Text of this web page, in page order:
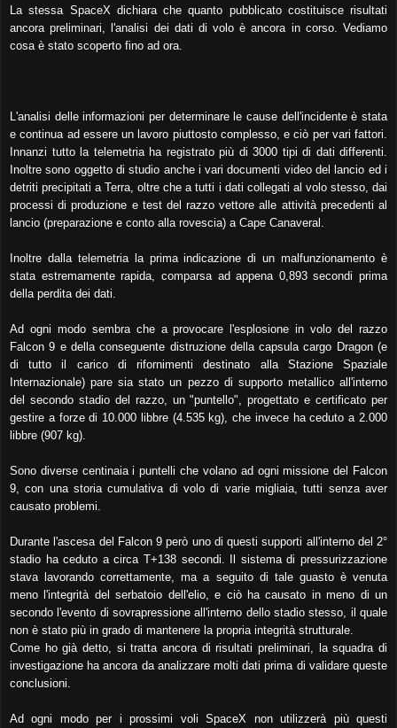
La stessa SpaceX dichiara che quanto pubblicato costituisce risultati
ancora preliminari, l'analisi dei dati di volo è ancora in corso. Vediamo
cosa è stato scoperto fino ad ora.
L'analisi delle informazioni per determinare le cause dell'incidente è stata
e continua ad essere un lavoro piuttosto complesso, e ciò per vari fattori.
Innanzi tutto la telemetria ha registrato più di 3000 tipi di dati differenti.
Inoltre sono oggetto di studio anche i vari documenti video del lancio ed i
detriti precipitati a Terra, oltre che a tutti i dati collegati al volo stesso, dai
processi di produzione e test del razzo vettore alle attività precedenti al
lancio (preparazione e conto alla rovescia) a Cape Canaveral.
Inoltre dalla telemetria la prima indicazione di un malfunzionamento è
stata estremamente rapida, comparsa ad appena 0,893 secondi prima
della perdita dei dati.
Ad ogni modo sembra che a provocare l'esplosione in volo del razzo
Falcon 9 e della conseguente distruzione della capsula cargo Dragon (e
di tutto il carico di rifornimenti destinato alla Stazione Spaziale
Internazionale) pare sia stato un pezzo di supporto metallico all'interno
del secondo stadio del razzo, un "puntello", progettato e certificato per
gestire a forze di 10.000 libbre (4.535 kg), che invece ha ceduto a 2.000
libbre (907 kg).
Sono diverse centinaia i puntelli che volano ad ogni missione del Falcon
9, con una storia cumulativa di volo di varie migliaia, tutti senza aver
causato problemi.
Durante l'ascesa del Falcon 9 però uno di questi supporti all'interno del 2°
stadio ha ceduto a circa T+138 secondi. Il sistema di pressurizzazione
stava lavorando correttamente, ma a seguito di tale guasto è venuta
meno l'integrità del serbatoio dell'elio, e ciò ha causato in meno di un
secondo l'evento di sovrapressione all'interno dello stadio stesso, il quale
non è stato più in grado di mantenere la propria integrità strutturale.
Come ho già detto, si tratta ancora di risultati preliminari, la squadra di
investigazione ha ancora da analizzare molti dati prima di validare queste
conclusioni.
Ad ogni modo per i prossimi voli SpaceX non utilizzerà più questi